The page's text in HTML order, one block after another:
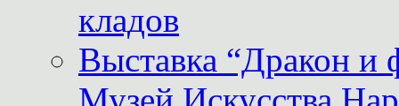
кладов
Выставка “Дракон и